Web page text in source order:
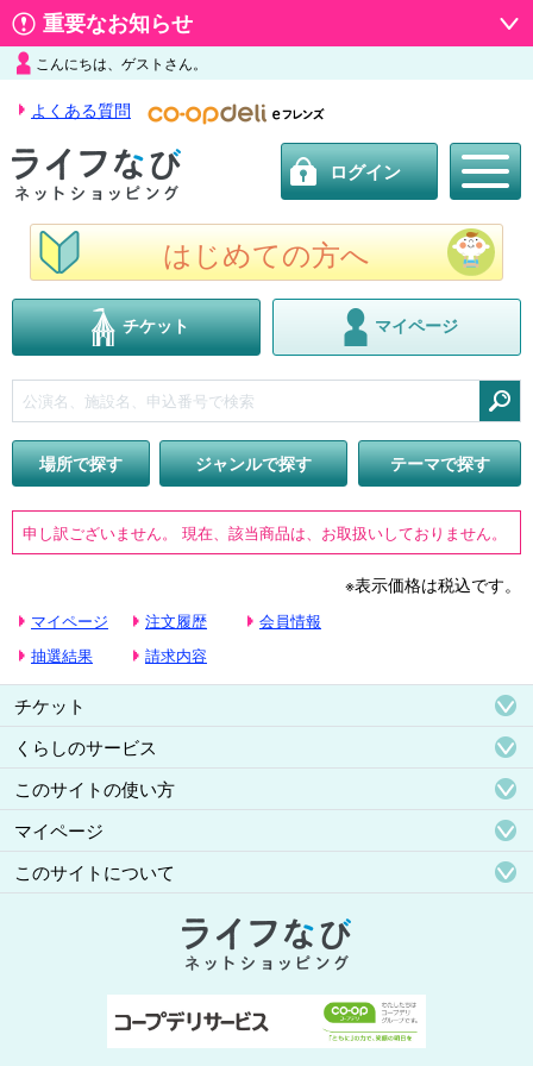
重要なお知らせ
こんにちは、ゲストさん。
よくある質問
ログイン
はじめての方へ
チケット マイページ
場所で探す
ジャンルで探す テーマで探す
申し訳ございません。 現在、該当商品は、お取扱いしておりません。
※表示価格は税込です。
マイページ 注文履歴
会員情報
抽選結果
請求内容
チケット
くらしのサービス
このサイトの使い方
マイページ
このサイトについて